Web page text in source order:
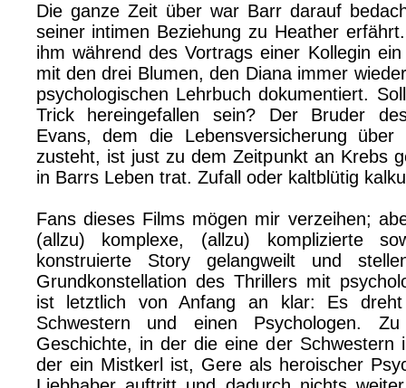
Die ganze Zeit über war Barr darauf
seiner intimen Beziehung zu Heather
ihm während des Vortrags einer Kollegin
mit den drei Blumen, den Diana immer
psychologischen Lehrbuch dokumentiert.
Trick hereingefallen sein? Der Bruder
Evans, dem die Lebensversicherung über
zusteht, ist just zu dem Zeitpunkt an Krebs
in Barrs Leben trat. Zufall oder kaltblütig
Fans dieses Films mögen mir verzeihen;
(allzu) komplexe, (allzu) komplizierte
konstruierte Story gelangweilt und
Grundkonstellation des Thrillers mit
ist letztlich von Anfang an klar: Es
Schwestern und einen Psychologen.
Geschichte, in der die eine der Schwestern
der ein Mistkerl ist, Gere als heroischer